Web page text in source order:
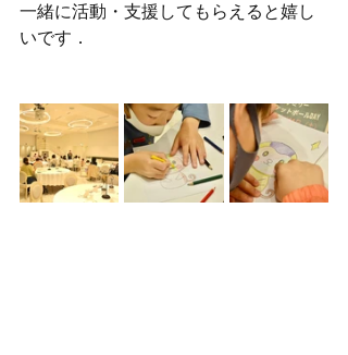
一緒に活動・支援してもらえると嬉し
いです．